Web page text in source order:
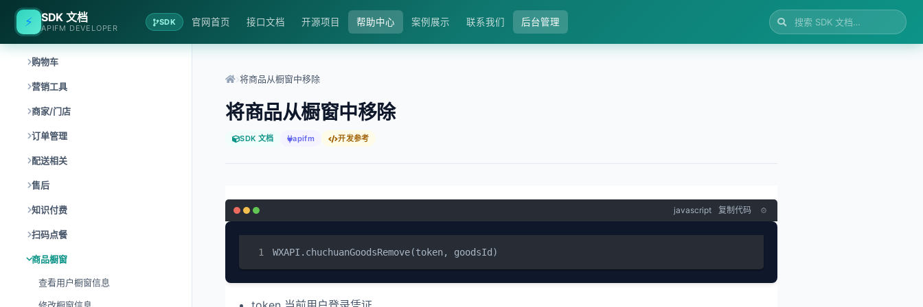
⚡ SDK 文档
APIFM DEVELOPER
SDK 官网首页 接口文档 开源项目 帮助中心 案例展示 联系我们 后台管理
获取商品交易动态
商品管理
购物车
营销工具
商家/门店
订单管理
配送相关
售后
知识付费
扫码点餐
商品橱窗
查看用户橱窗信息
将商品从橱窗中移除
将商品从橱窗中移除
SDK 文档 apifm 开发参考
javascript 复制代码
WXAPI.chuchuanGoodsRemove(token, goodsId)